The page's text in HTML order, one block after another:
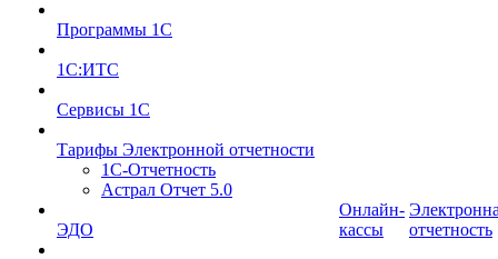
Программы 1С
1С:ИТС
Сервисы 1С
Тарифы Электронной отчетности
1С-Отчетность
Астрал Отчет 5.0
ЭДО
Онлайн-
кассы
отчетность